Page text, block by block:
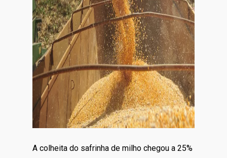
A colheita do safrinha de milho chegou a 25%